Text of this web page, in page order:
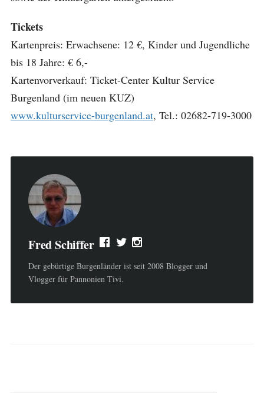
Tickets
Kartenpreis: Erwachsene: 12 €, Kinder und Jugendliche
bis 18 Jahre: € 6,-
Kartenvorverkauf: Ticket-Center Kultur Service
Burgenland (im neuen KUZ)
www.kulturservice-burgenland.at, Tel.: 02682-719-3000
Fred Schiffer
Der gebürtige Burgenländer ist seit 2008 Blogger und
Vlogger für Pannonien Tivi.